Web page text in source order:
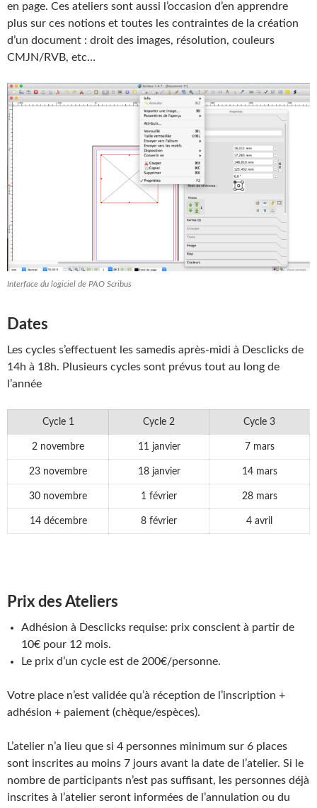
en page. Ces ateliers sont aussi l’occasion d’en apprendre
plus sur ces notions et toutes les contraintes de la création
d’un document : droit des images, résolution, couleurs
CMJN/RVB, etc…
Interface du logiciel de PAO Scribus
Dates
Les cycles s’effectuent les samedis après-midi à Desclicks de
14h à 18h. Plusieurs cycles sont prévus tout au long de
l’année
Cycle 1 Cycle 2 Cycle 3
2 novembre 11 janvier 7 mars
23 novembre 18 janvier 14 mars
30 novembre 1 février 28 mars
14 décembre 8 février 4 avril
Prix des Ateliers
Adhésion à Desclicks requise: prix conscient à partir de
10€ pour 12 mois.
Le prix d’un cycle est de 200€/personne.
Votre place n’est validée qu’à réception de l’inscription +
adhésion + paiement (chèque/espèces).
L’atelier n’a lieu que si 4 personnes minimum sur 6 places
sont inscrites au moins 7 jours avant la date de l’atelier. Si le
nombre de participants n’est pas suffisant, les personnes déjà
inscrites à l’atelier seront informées de l’annulation ou du